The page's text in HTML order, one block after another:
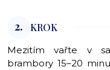
2. KROK
Mezitím vařte v
brambory 15–20